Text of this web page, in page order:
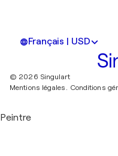
Français | USD
© 2026 Singulart
Mentions légales. Conditions
Peintre